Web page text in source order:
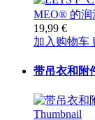
19,99 €
加入购物车
带吊衣和附